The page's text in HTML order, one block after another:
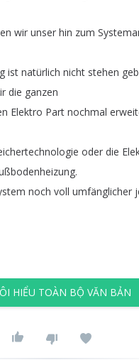
wir unser hin zum
ist natürlich nicht stehen
die ganzen
Elektro Part nochmal
oder die
.
noch voll umfänglicher
HIỂU TOÀN BỘ VĂN BẢN